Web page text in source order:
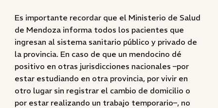
Es importante recordar que el Ministerio de Salud
de Mendoza informa todos los pacientes que
ingresan al sistema sanitario público y privado de
la provincia. En caso de que un mendocino dé
positivo en otras jurisdicciones nacionales –por
estar estudiando en otra provincia, por vivir en
otro lugar sin registrar el cambio de domicilio o
por estar realizando un trabajo temporario–, no